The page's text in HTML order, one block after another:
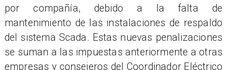
por compañía, debido a la falta de
mantenimiento de las instalaciones de respaldo
del sistema Scada. Estas nuevas penalizaciones
se suman a las impuestas anteriormente a otras
empresas y consejeros del Coordinador Eléctrico